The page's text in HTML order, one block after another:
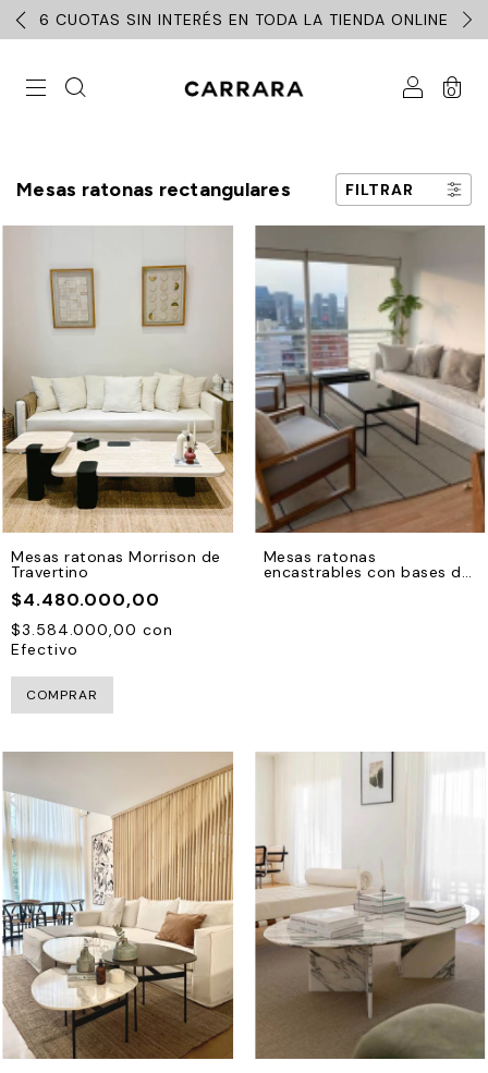
6 CUOTAS SIN INTERÉS EN TODA LA TIENDA ONLINE
0
Mesas ratonas rectangulares FILTRAR
Mesas ratonas Morrison de
Travertino
$4.480.000,00
$3.584.000,00 con
Efectivo
COMPRAR
Mesas ratonas
encastrables con bases de